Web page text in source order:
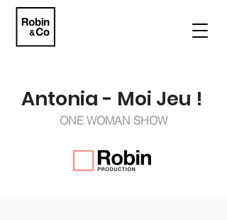
Antonia - Moi Jeu !
ONE WOMAN SHOW